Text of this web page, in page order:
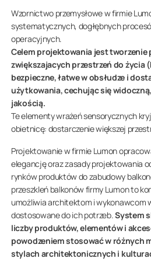
Wzornictwo przemysłowe w firmie
systematycznych, dogłębnych
operacyjnych.
Celem projektowania jest tworzenie
zwiększajacych przestrzeń do życia
bezpieczne, łatwe w obsłudze i
użytkowania, cechując się
jakością.
Te elementy wrażeń sensorycznych
obietnicę: dostarczenie większej
Projektowanie w firmie Lumon
elegancję oraz zasady projektowania
rynków produktów do zabudowy
przeszkleń balkonów firmy Lumon to
umożliwia architektom i wykonawcom
dostosowane do ich potrzeb.System
liczby produktów, elementów i
powodzeniem stosować w różnych
stylach architektonicznych i